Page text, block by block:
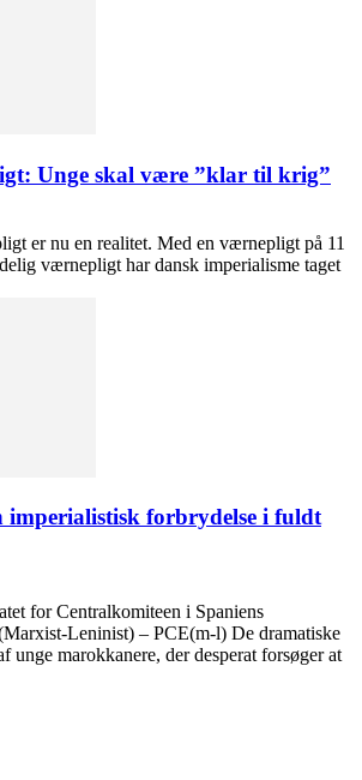
Unge skal være ”klar til krig”
er nu en realitet. Med en værnepligt på 11
værnepligt har dansk imperialisme taget
imperialistisk forbrydelse i fuldt
for Centralkomiteen i Spaniens
Leninist) – PCE(m-l) De dramatiske
unge marokkanere, der desperat forsøger at